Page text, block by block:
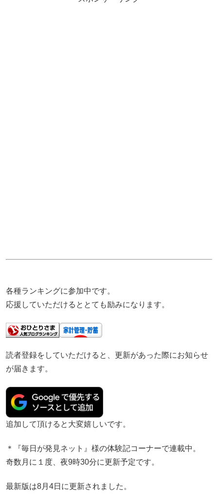
各種ランキングに参加中です。
応援していただけるととても励みになります。
読者登録をしていただけると、更新があった際にお知らせ
が届きます。
追加して頂けると大変嬉しいです。
＊『毎日が発見ネット』様の体験記コーナーで連載中。
奇数月に１度、夜9時30分に更新予定です。
最新版は8月4日に更新されました。